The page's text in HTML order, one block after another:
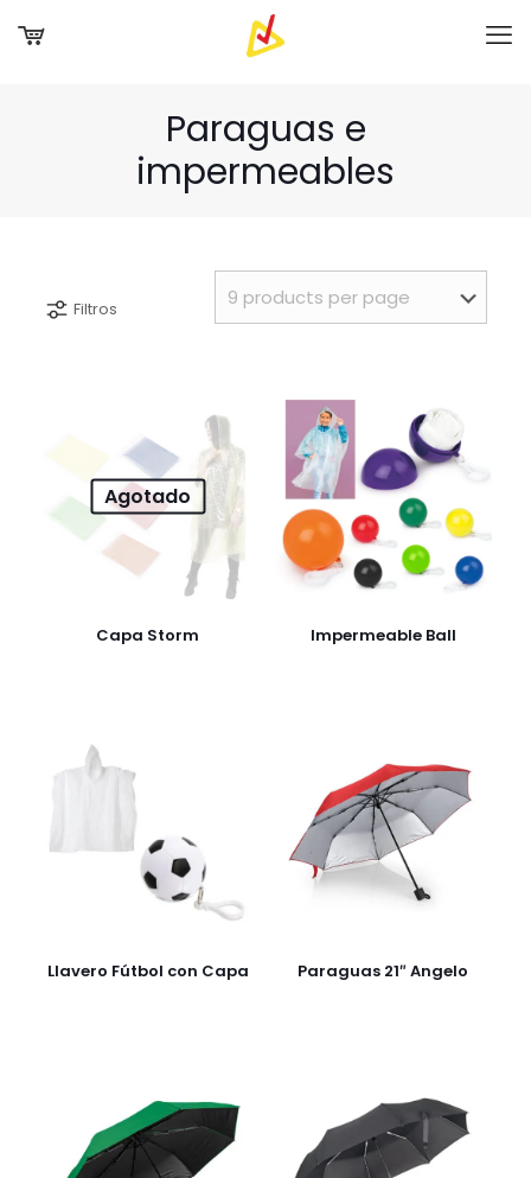
Paraguas e
impermeables
Filtros
Agotado
Capa Storm Impermeable Ball
Llavero Fútbol con Capa Paraguas 21″ Angelo